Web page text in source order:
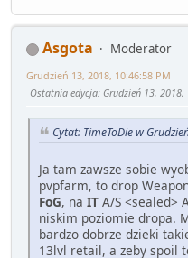
Asgota
Moderator
Grudzień 13, 2018, 10:46:58 PM
Ostatnia edycja: Grudzień 13,
Cytat: TimeToDie w
Ja tam zawsze sobie
pvpfarm, to drop
FoG, na IT A/S <sealed>
niskim poziomie dropa.
bardzo dobrze dzieki
13lvl retail, a zeby spoil